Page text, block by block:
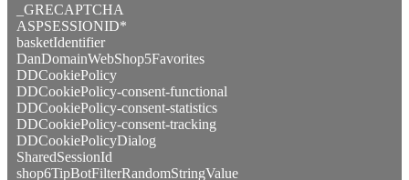
_GRECAPTCHA
ASPSESSIONID*
basketIdentifier
DanDomainWebShop5Favorites
DDCookiePolicy
DDCookiePolicy-consent-functional
DDCookiePolicy-consent-statistics
DDCookiePolicy-consent-tracking
DDCookiePolicyDialog
SharedSessionId
shop6TipBotFilterRandomStringValue